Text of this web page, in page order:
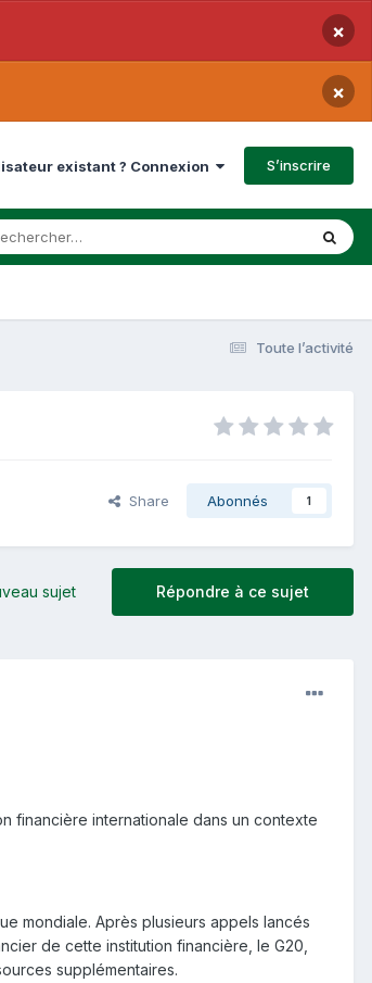
×
×
existant ? Connexion S’inscrire
Toute l’activité
Share Abonnés 1
Répondre à ce sujet
sujet
financière internationale dans un contexte
mondiale. Après plusieurs appels lancés
de cette institution financière, le G20,
supplémentaires.